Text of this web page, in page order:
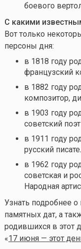
боевого
С какими
Вот только
персоны дня:
в 1818 году
французский
в 1882 году
композитор,
в 1903 году
советский
в 1911 году
русский
в 1962 году
советская и
Народная
Узнать подробнее
памятных дат, а
родившихся в этот
«17 июня — этот